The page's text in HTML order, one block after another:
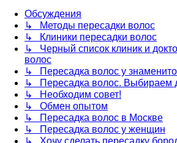
Обсуждения
↳ Методы пересадки волос
↳ Клиники пересадки волос
↳ Черный список клиник и
волос
↳ Пересадка волос у
↳ Пересадка волос. Выбираем
↳ Необходим совет!
↳ Обмен опытом
↳ Пересадка волос в Москве
↳ Пересадка волос у женщин
↳ Хочу сделать пересадку